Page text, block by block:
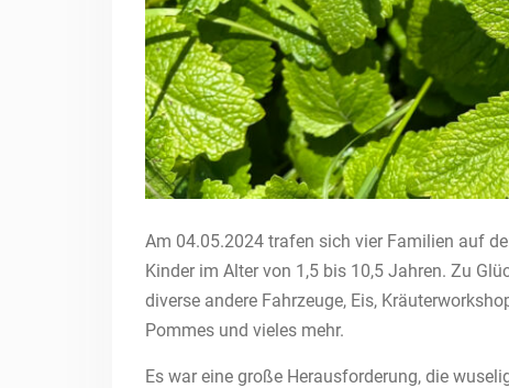
Am 04.05.2024 trafen sich vier Familien auf
Kinder im Alter von 1,5 bis 10,5 Jahren. Zu
diverse andere Fahrzeuge, Eis,
Pommes und vieles mehr.
Es war eine große Herausforderung, die